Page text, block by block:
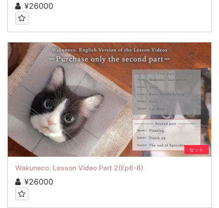
¥26000
セット
Wakuneco. Lesson Video Part 2(Ep6-8)
¥26000